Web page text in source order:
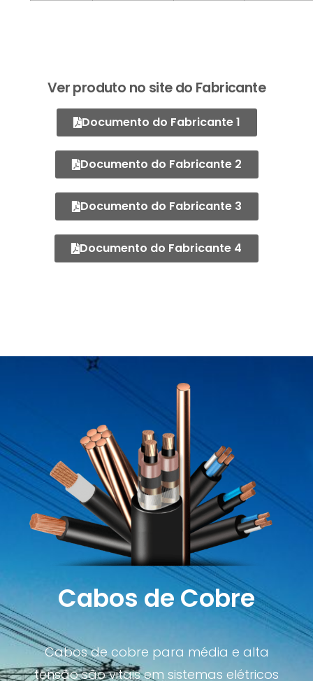
Ver produto no site do Fabricante
Documento do Fabricante 1
Documento do Fabricante 2
Documento do Fabricante 3
Documento do Fabricante 4
Cabos de Cobre
Cabos de cobre para média e alta
tensão são vitais em sistemas elétricos